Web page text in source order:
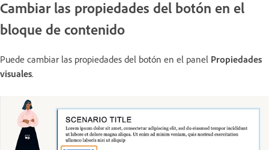
Cambiar las propiedades del botón en el
bloque de contenido
Puede cambiar las propiedades del botón en el panel Propiedades
visuales.